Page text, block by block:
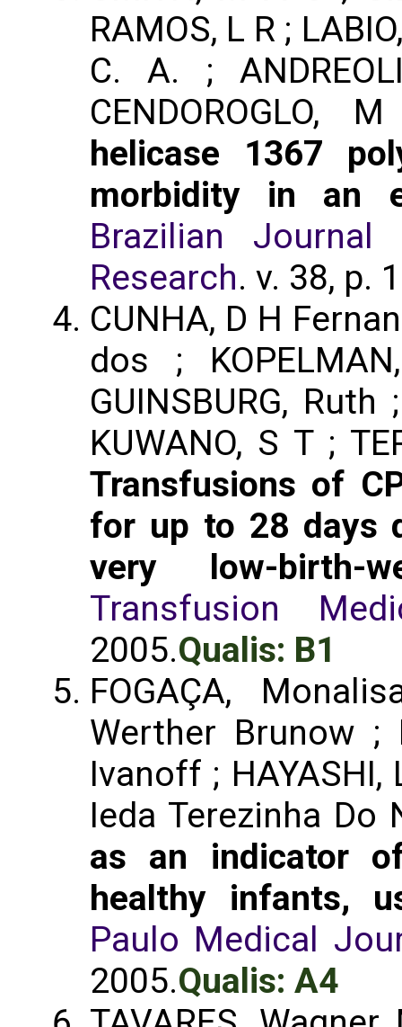
RAMOS, L R ;
C. A. ;
CENDOROGLO,
helicase 1367
morbidity in an
Brazilian
Research. v. 38, p.
CUNHA, D H
dos ;
GUINSBURG,
KUWANO, S T ;
Transfusions of
for up to 28 days
very low-birth-
Transfusion
2005.Qualis: B1
FOGAÇA,
Werther Brunow ;
Ivanoff ; HAYASHI,
Ieda Terezinha
as an indicator
healthy infants,
Paulo Medical
2005.Qualis: A4